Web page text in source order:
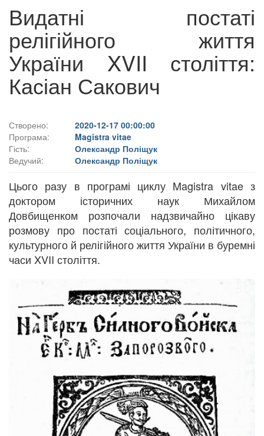
Видатні постаті
релігійного життя
України XVII століття:
Касіан Сакович
Створено:
2020-12-17 00:00:00
Програма:
Magistra vitae
Гість:
Олександр Поліщук
Ведучий:
Олександр Поліщук
Цього разу в програмі циклу Magistra vitae з
доктором історичних наук Михайлом
Довбищенком розпочали надзвичайно цікаву
розмову про постаті соціального, політичного,
культурного й релігійного життя України в буремні
часи XVII століття.